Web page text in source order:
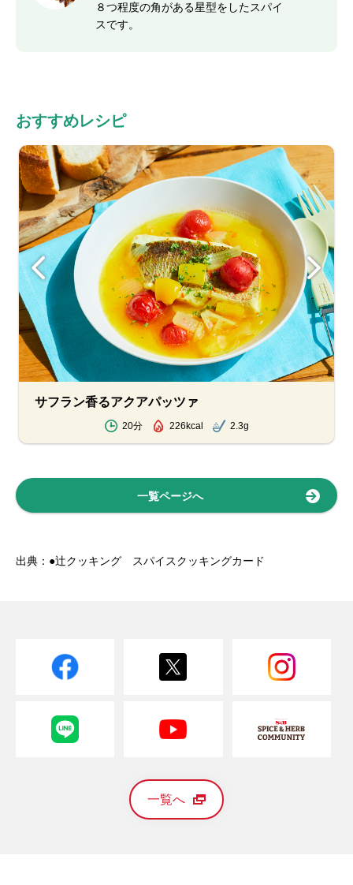
８つ程度の角がある星型をしたスパイ
スです。
おすすめレシピ
サフラン香るアクアパッツァ
20分 226kcal 2.3g
一覧ページへ
出典：●辻クッキング スパイスクッキングカード
一覧へ